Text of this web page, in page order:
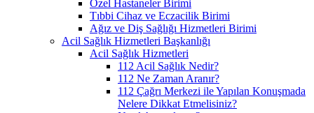
Özel Hastaneler Birimi
Tıbbi Cihaz ve Eczacilik Birimi
Ağız ve Diş Sağlığı Hizmetleri Birimi
Acil Sağlık Hizmetleri Başkanlığı
Acil Sağlık Hizmetleri
112 Acil Sağlık Nedir?
112 Ne Zaman Aranır?
112 Çağrı Merkezi ile Yapılan Konuşmada
Nelere Dikkat Etmelisiniz?